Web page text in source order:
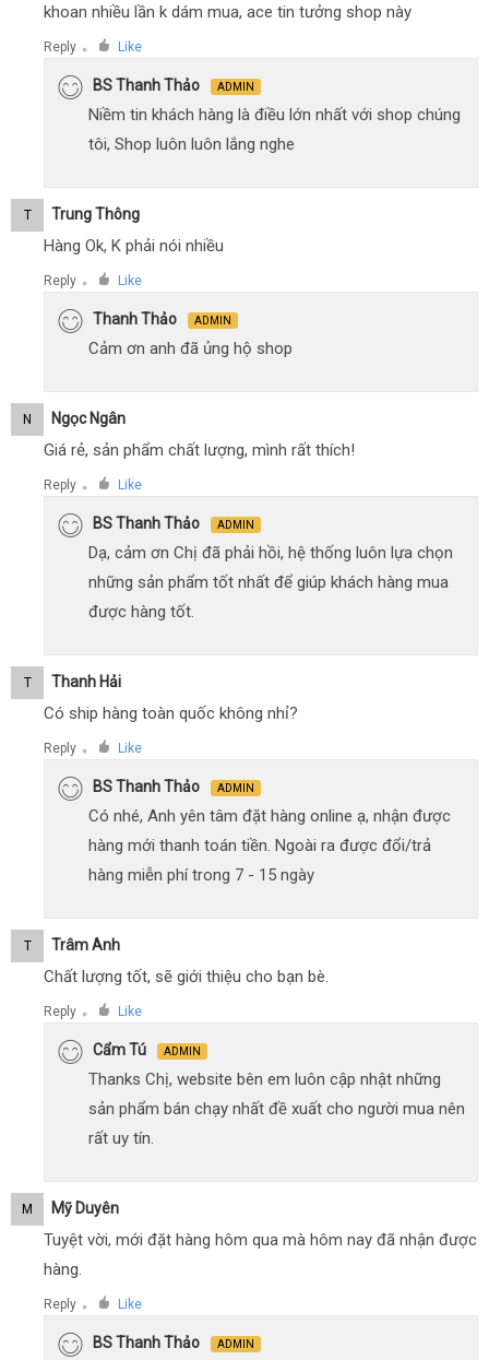
khoan nhiều lần k dám mua, ace tin tưởng shop này
Reply ● Like
BS Thanh Thảo ADMIN
Niềm tin khách hàng là điều lớn nhất với shop chúng
tôi, Shop luôn luôn lắng nghe
T Trung Thông
Hàng Ok, K phải nói nhiều
Reply ● Like
Thanh Thảo ADMIN
Cảm ơn anh đã ủng hộ shop
N Ngọc Ngân
Giá rẻ, sản phẩm chất lượng, mình rất thích!
Reply ● Like
BS Thanh Thảo ADMIN
Dạ, cảm ơn Chị đã phải hồi, hệ thống luôn lựa chọn
những sản phẩm tốt nhất để giúp khách hàng mua
được hàng tốt.
T Thanh Hải
Có ship hàng toàn quốc không nhỉ?
Reply ● Like
BS Thanh Thảo ADMIN
Có nhé, Anh yên tâm đặt hàng online ạ, nhận được
hàng mới thanh toán tiền. Ngoài ra được đổi/trả
hàng miễn phí trong 7 - 15 ngày
T Trâm Anh
Chất lượng tốt, sẽ giới thiệu cho bạn bè.
Reply ● Like
Cẩm Tú ADMIN
Thanks Chị, website bên em luôn cập nhật những
sản phẩm bán chạy nhất đề xuất cho người mua nên
rất uy tín.
M Mỹ Duyên
Tuyệt vời, mới đặt hàng hôm qua mà hôm nay đã nhận được
hàng.
Reply ● Like
BS Thanh Thảo ADMIN